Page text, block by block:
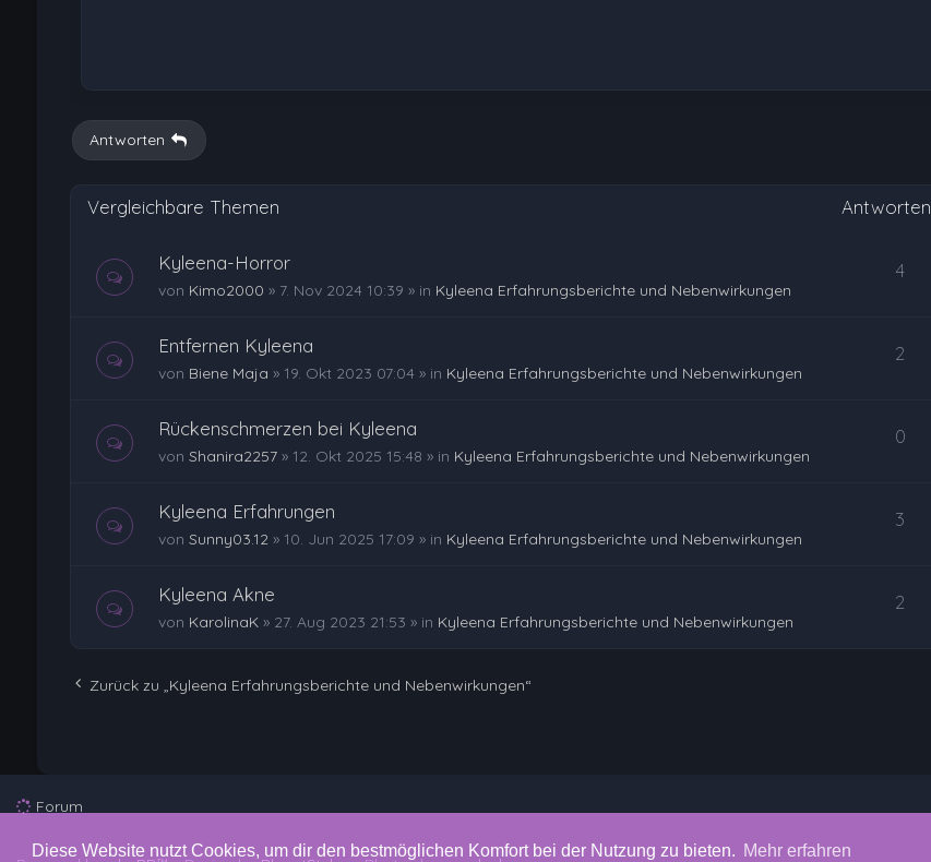
Diese Website nutzt Cookies, um dir den bestmöglichen Komfort bei der Nutzung zu bieten. Mehr erfahren
Antworten
Vergleichbare Themen Antworten
Kyleena-Horror
von Kimo2000 » 7. Nov 2024 10:39 » in Kyleena Erfahrungsberichte und Nebenwirkungen
4
Entfernen Kyleena
von Biene Maja » 19. Okt 2023 07:04 » in Kyleena Erfahrungsberichte und Nebenwirkungen
2
Rückenschmerzen bei Kyleena
von Shanira2257» 12. Okt 2025 15:48 » in Kyleena Erfahrungsberichte und Nebenwirkungen
0
Kyleena Erfahrungen
von Sunny03.12» 10. Jun 2025 17:09 » in Kyleena Erfahrungsberichte und Nebenwirkungen
3
Kyleena Akne
von KarolinaK» 27. Aug 2023 21:53 » in Kyleena Erfahrungsberichte und Nebenwirkungen
2
Zurück zu „Kyleena Erfahrungsberichte und Nebenwirkungen“
Forum